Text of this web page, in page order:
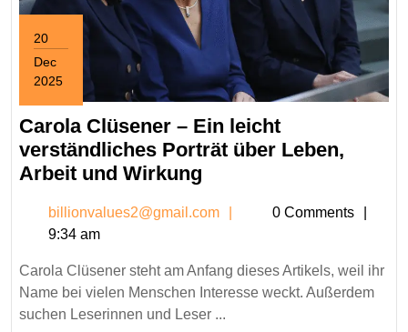
20
Dec
2025
December
20,
2025
Carola Clüsener – Ein leicht
verständliches Porträt über Leben,
Arbeit und Wirkung
–
leicht
verständliches
Porträt
billionvalues2@gmail.com
0 Comments
9:34 am
Carola Clüsener steht am Anfang dieses Artikels, weil ihr
Name bei vielen Menschen Interesse weckt. Außerdem
suchen Leserinnen und Leser ...